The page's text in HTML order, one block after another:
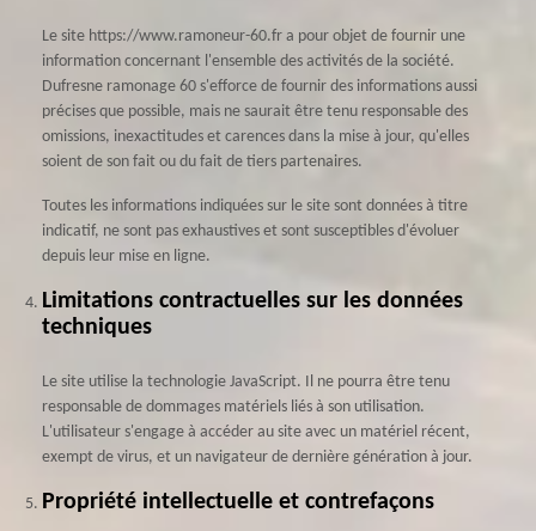
Le site https://www.ramoneur-60.fr a pour objet de fournir une
information concernant l'ensemble des activités de la société.
Dufresne ramonage 60 s'efforce de fournir des informations aussi
précises que possible, mais ne saurait être tenu responsable des
omissions, inexactitudes et carences dans la mise à jour, qu'elles
soient de son fait ou du fait de tiers partenaires.
Toutes les informations indiquées sur le site sont données à titre
indicatif, ne sont pas exhaustives et sont susceptibles d'évoluer
depuis leur mise en ligne.
Limitations contractuelles sur les données
techniques
Le site utilise la technologie JavaScript. Il ne pourra être tenu
responsable de dommages matériels liés à son utilisation.
L'utilisateur s'engage à accéder au site avec un matériel récent,
exempt de virus, et un navigateur de dernière génération à jour.
Propriété intellectuelle et contrefaçons